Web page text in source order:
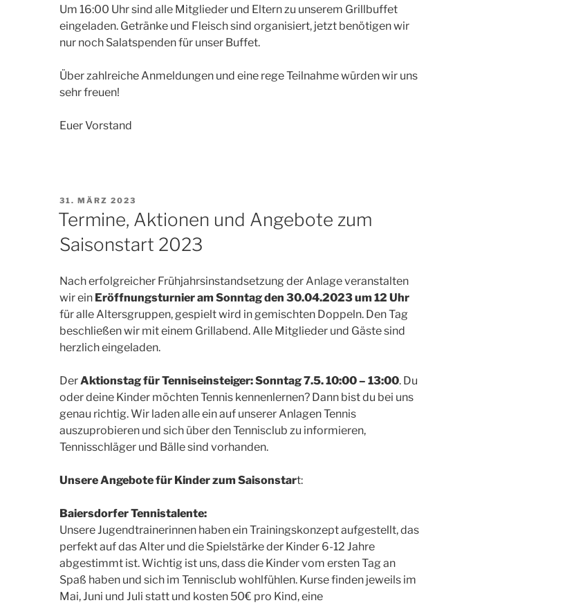
Um 16:00 Uhr sind alle Mitglieder und Eltern zu unserem Grillbuffet
eingeladen. Getränke und Fleisch sind organisiert, jetzt benötigen wir
nur noch Salatspenden für unser Buffet.
Über zahlreiche Anmeldungen und eine rege Teilnahme würden wir uns
sehr freuen!
Euer Vorstand
VERÖFFENTLICHT
AM
31. MÄRZ 2023
Termine, Aktionen und Angebote zum
Saisonstart 2023
Nach erfolgreicher Frühjahrsinstandsetzung der Anlage veranstalten
wir ein Eröffnungsturnier am Sonntag den 30.04.2023 um 12 Uhr
für alle Altersgruppen, gespielt wird in gemischten Doppeln. Den Tag
beschließen wir mit einem Grillabend. Alle Mitglieder und Gäste sind
herzlich eingeladen.
DerAktionstag für Tenniseinsteiger: Sonntag 7.5. 10:00 – 13:00. Du
oder deine Kinder möchten Tennis kennenlernen? Dann bist du bei uns
genau richtig. Wir laden alle ein auf unserer Anlagen Tennis
auszuprobieren und sich über den Tennisclub zu informieren,
Tennisschläger und Bälle sind vorhanden.
Unsere Angebote für Kinder zum Saisonstart:
Baiersdorfer Tennistalente:
Unsere Jugendtrainerinnen haben ein Trainingskonzept aufgestellt, das
perfekt auf das Alter und die Spielstärke der Kinder 6-12 Jahre
abgestimmt ist. Wichtig ist uns, dass die Kinder vom ersten Tag an
Spaß haben und sich im Tennisclub wohlfühlen. Kurse finden jeweils im
Mai, Juni und Juli statt und kosten 50€ pro Kind, eine